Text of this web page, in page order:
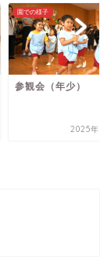
園での様子
参観会（年少）
2025年5